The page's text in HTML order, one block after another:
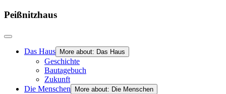
Peißnitzhaus
Das Haus More about: Das Haus
Geschichte
Bautagebuch
Zukunft
Die Menschen
More about: Die Menschen